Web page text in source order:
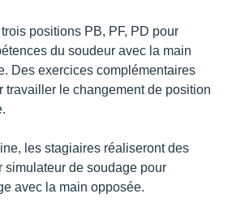
positions PB, PF, PD pour
du soudeur avec la main
Des exercices complémentaires
travailler le changement de position
les stagiaires réaliseront des
simulateur de soudage pour
avec la main opposée.